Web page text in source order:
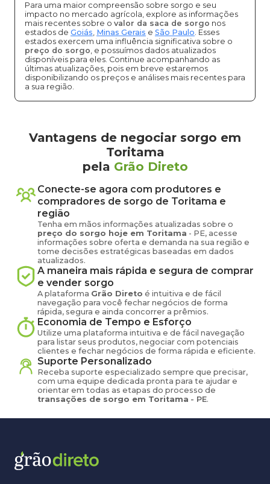
Para uma maior compreensão sobre sorgo e seu
impacto no mercado agrícola, explore as informações
mais recentes sobre o valor da saca de sorgo nos
estados de Goiás, Minas Gerais e São Paulo. Esses
estados exercem uma influência significativa sobre o
preço do sorgo, e possuímos dados atualizados
disponíveis para eles. Continue acompanhando as
últimas atualizações, pois em breve estaremos
disponibilizando os preços e análises mais recentes para
a sua região.
Vantagens de negociar sorgo em
Toritama
pela Grão Direto
Conecte-se agora com produtores e
compradores de sorgo de Toritama e
região
Tenha em mãos informações atualizadas sobre o
preço do sorgo hoje em Toritama - PE, acesse
informações sobre oferta e demanda na sua região e
tome decisões estratégicas baseadas em dados
atualizados.
A maneira mais rápida e segura de comprar
e vender sorgo
A plataforma Grão Direto é intuitiva e de fácil
navegação para você fechar negócios de forma
rápida, segura e ainda concorrer a prêmios.
Economia de Tempo e Esforço
Utilize uma plataforma intuitiva e de fácil navegação
para listar seus produtos, negociar com potenciais
clientes e fechar negócios de forma rápida e eficiente.
Suporte Personalizado
Receba suporte especializado sempre que precisar,
com uma equipe dedicada pronta para te ajudar e
orientar em todas as etapas do processo de
transações de sorgo em Toritama - PE.